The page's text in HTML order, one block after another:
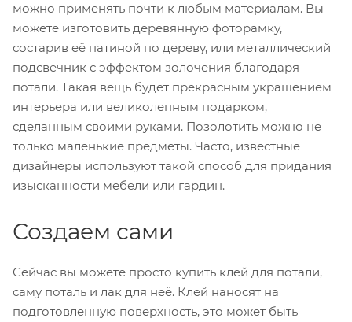
можно применять почти к любым материалам. Вы
можете изготовить деревянную фоторамку,
состарив её патиной по дереву, или металлический
подсвечник с эффектом золочения благодаря
потали. Такая вещь будет прекрасным украшением
интерьера или великолепным подарком,
сделанным своими руками. Позолотить можно не
только маленькие предметы. Часто, известные
дизайнеры используют такой способ для придания
изысканности мебели или гардин.
Создаем сами
Сейчас вы можете просто купить клей для потали,
саму поталь и лак для неё. Клей наносят на
подготовленную поверхность, это может быть